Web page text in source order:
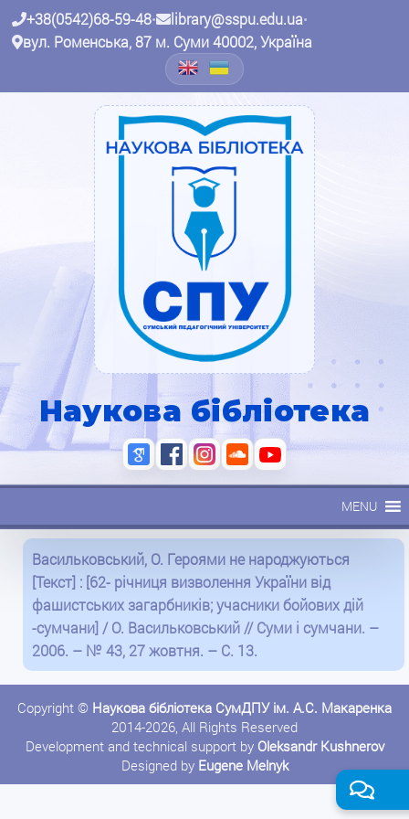
+38(0542)68-59-48• library@sspu.edu.ua•
вул. Роменська, 87 м. Суми 40002, Україна
Наукова бібліотека
MENU
Васильковський, О. Героями не народжуються
[Текст] : [62- річниця визволення України від
фашистських загарбників; учасники бойових дій
-сумчани] / О. Васильковський // Суми і сумчани. –
2006. – № 43, 27 жовтня. – C. 13.
Copyright © Наукова бібліотека СумДПУ ім. А.С. Макаренка
2014-2026, All Rights Reserved
Development and technical support by Oleksandr Kushnerov
Designed by Eugene Melnyk